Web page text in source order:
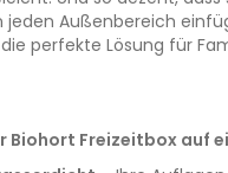
jeden Außenbereich
perfekte Lösung für
Biohort Freizeitbox auf